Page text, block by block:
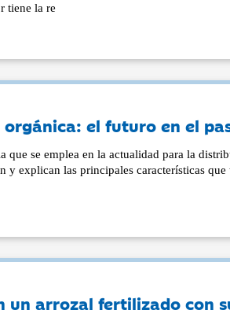
tiene la re
el futuro en el
se emplea en la actualidad para la
y explican las principales características que
un arrozal fertilizado con